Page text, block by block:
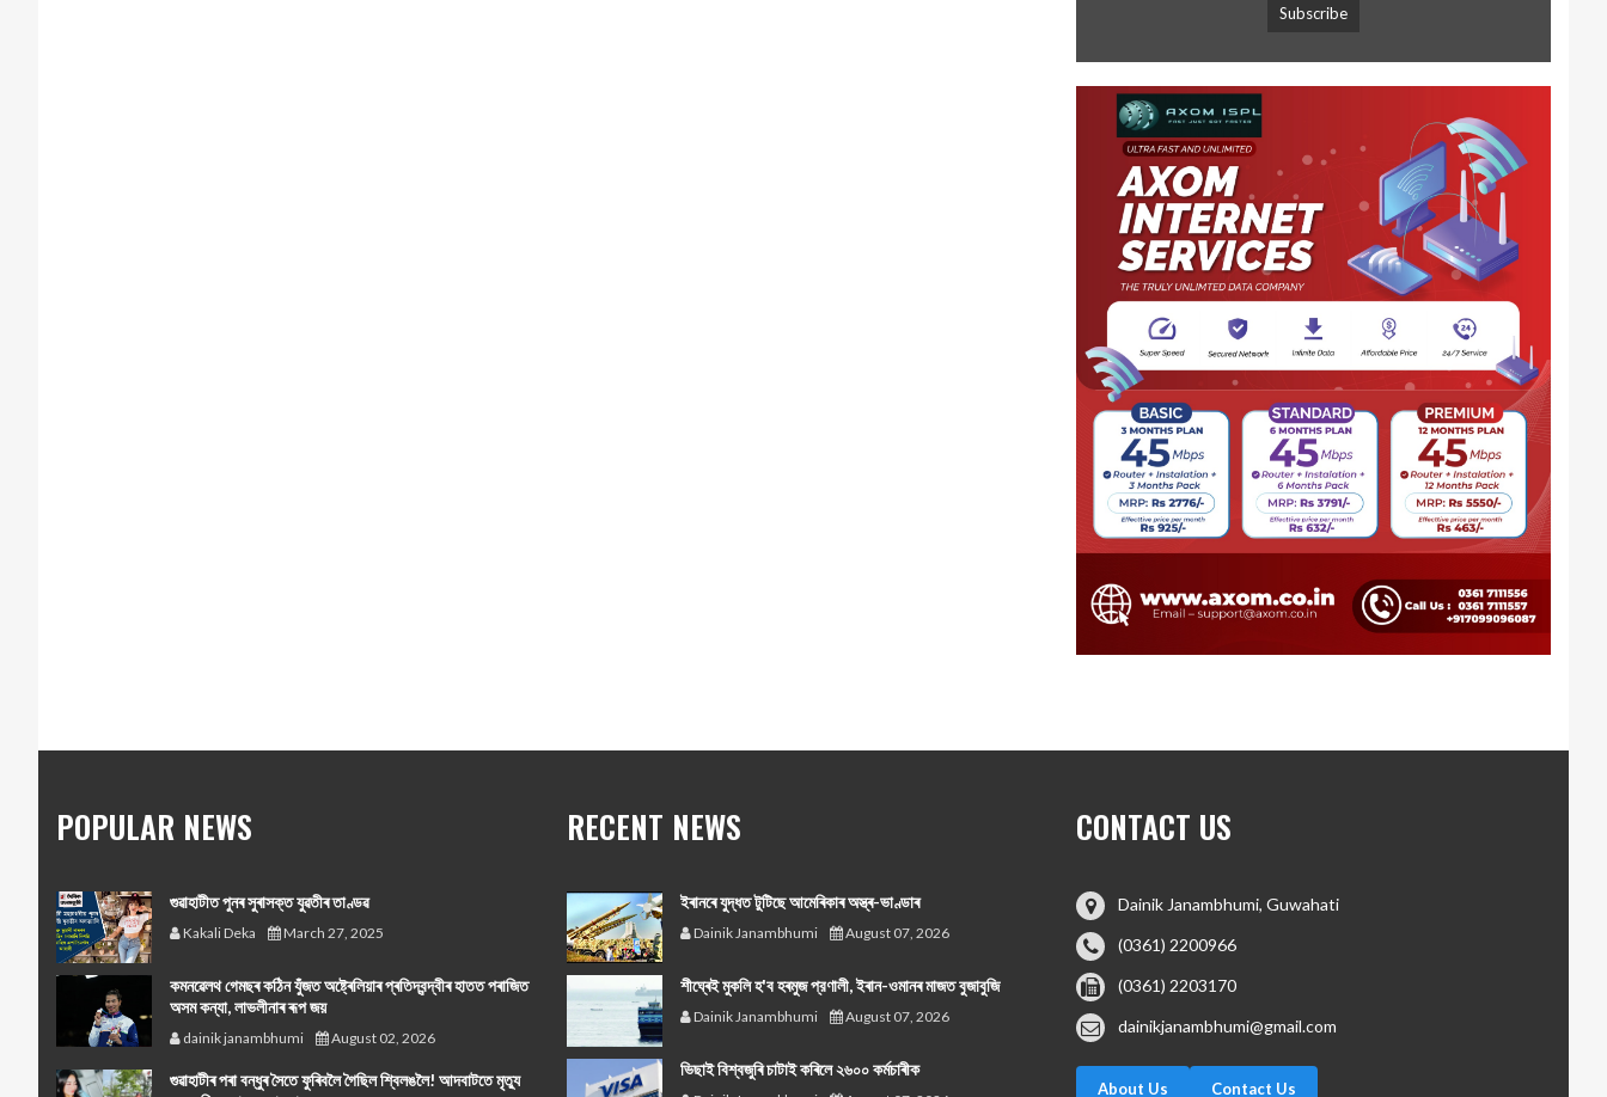
POPULAR NEWS
গুৱাহাটীত পুনৰ সুৰাসক্ত যুৱতীৰ তাণ্ডৱ
Kakali Deka March 27, 2025
কমনৱেলথ গেমছৰ কঠিন যুঁজত অষ্ট্ৰেলিয়াৰ প্ৰতিদ্বন্দ্বীৰ হাতত পৰাজিত
অসম কন্যা, লাভলীনাৰ ৰূপ জয়
dainik janambhumi August 02, 2026
গুৱাহাটীৰ পৰা বন্ধুৰ সৈতে ফুৰিবলৈ গৈছিল শ্বিলঙলৈ! আদবাটতে মৃত্যু
RECENT NEWS
ইৰানৰে যুদ্ধত টুটিছে আমেৰিকাৰ অস্ত্ৰ-ভাণ্ডাৰ
Dainik Janambhumi August 07, 2026
শীঘ্ৰেই মুকলি হ'ব হৰমুজ প্রণালী, ইৰান-ওমানৰ মাজত বুজাবুজি
Dainik Janambhumi August 07, 2026
ভিছাই বিশ্বজুৰি চাটাই কৰিলে ২৬০০ কৰ্মচাৰীক
CONTACT US
Dainik Janambhumi, Guwahati
(0361) 2200966
(0361) 2203170
dainikjanambhumi@gmail.com
About Us Contact Us